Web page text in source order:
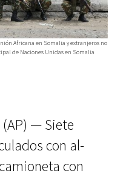
Africana en Somalia y extranjeros no
de Naciones Unidas en Somalia
(AP) — Siete
con al-
con